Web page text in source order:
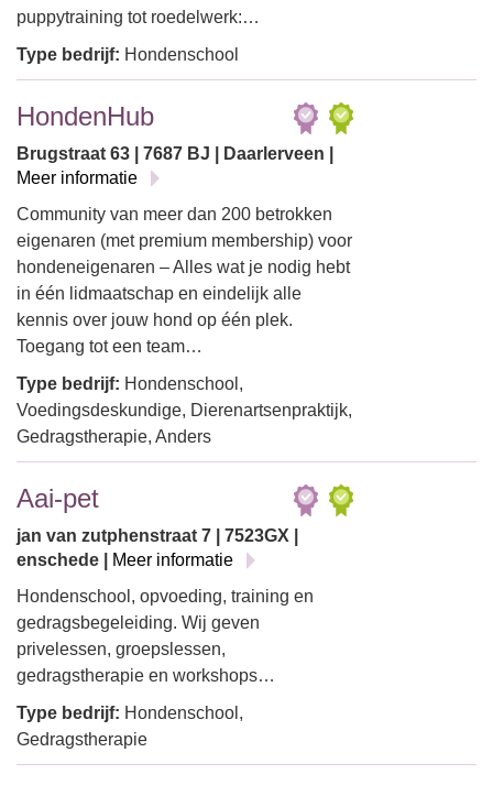
puppytraining tot roedelwerk:…
Type bedrijf: Hondenschool
HondenHub
Brugstraat 63 | 7687 BJ | Daarlerveen |
Meer informatie
Community van meer dan 200 betrokken
eigenaren (met premium membership) voor
hondeneigenaren – Alles wat je nodig hebt
in één lidmaatschap en eindelijk alle
kennis over jouw hond op één plek.
Toegang tot een team…
Type bedrijf: Hondenschool,
Voedingsdeskundige, Dierenartsenpraktijk,
Gedragstherapie, Anders
Aai-pet
jan van zutphenstraat 7 | 7523GX |
enschede |
Meer informatie
Hondenschool, opvoeding, training en
gedragsbegeleiding. Wij geven
privelessen, groepslessen,
gedragstherapie en workshops…
Type bedrijf: Hondenschool,
Gedragstherapie